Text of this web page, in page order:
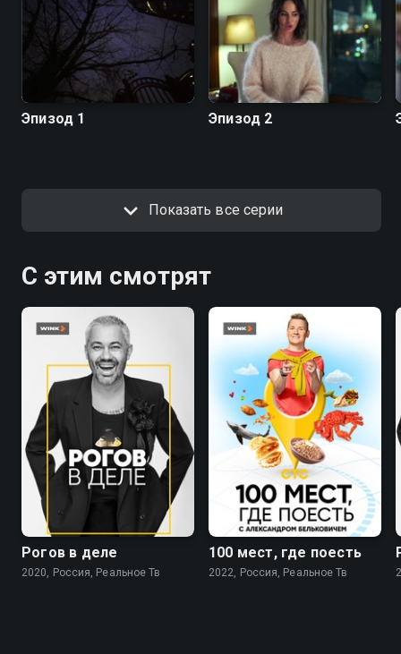
Эпизод 1 Эпизод 2
Показать все серии
С этим смотрят
8.3
Рогов в деле
2020, Россия, Реальное Тв
8.8
100 мест, где поесть
2022, Россия, Реальное Тв